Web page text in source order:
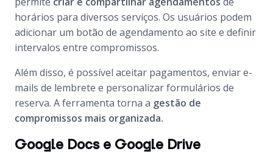
horários para diversos serviços. Os usuários podem
adicionar um botão de agendamento ao site e definir
intervalos entre compromissos.
Além disso, é possível aceitar pagamentos, enviar e-
mails de lembrete e personalizar formulários de
reserva. A ferramenta torna a gestão de
compromissos mais organizada.
Google Docs e Google Drive